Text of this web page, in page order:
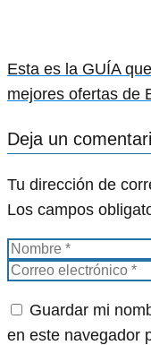
Esta es la GUÍA
mejores ofertas de
Deja un
Tu dirección de
Los campos
Guardar mi
en este navegador